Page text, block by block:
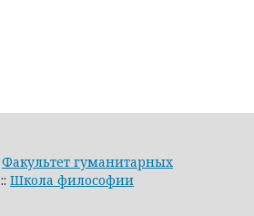
Факультет гуманитарных
:: Школа философии